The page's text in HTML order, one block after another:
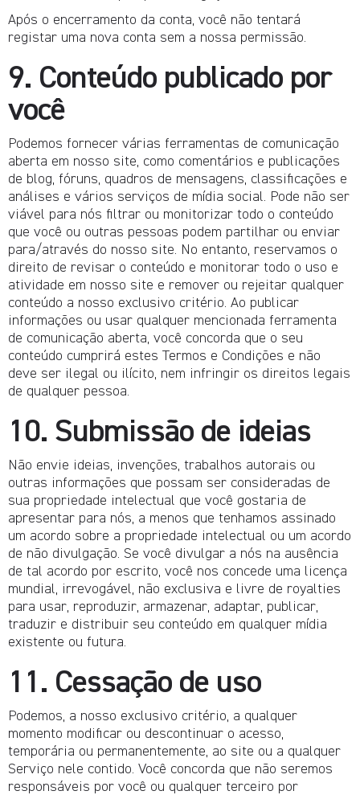
Após o encerramento da conta, você não tentará
registar uma nova conta sem a nossa permissão.
9. Conteúdo publicado por
você
Podemos fornecer várias ferramentas de comunicação
aberta em nosso site, como comentários e publicações
de blog, fóruns, quadros de mensagens, classificações e
análises e vários serviços de mídia social. Pode não ser
viável para nós filtrar ou monitorizar todo o conteúdo
que você ou outras pessoas podem partilhar ou enviar
para/através do nosso site. No entanto, reservamos o
direito de revisar o conteúdo e monitorar todo o uso e
atividade em nosso site e remover ou rejeitar qualquer
conteúdo a nosso exclusivo critério. Ao publicar
informações ou usar qualquer mencionada ferramenta
de comunicação aberta, você concorda que o seu
conteúdo cumprirá estes Termos e Condições e não
deve ser ilegal ou ilícito, nem infringir os direitos legais
de qualquer pessoa.
10. Submissão de ideias
Não envie ideias, invenções, trabalhos autorais ou
outras informações que possam ser consideradas de
sua propriedade intelectual que você gostaria de
apresentar para nós, a menos que tenhamos assinado
um acordo sobre a propriedade intelectual ou um acordo
de não divulgação. Se você divulgar a nós na ausência
de tal acordo por escrito, você nos concede uma licença
mundial, irrevogável, não exclusiva e livre de royalties
para usar, reproduzir, armazenar, adaptar, publicar,
traduzir e distribuir seu conteúdo em qualquer mídia
existente ou futura.
11. Cessação de uso
Podemos, a nosso exclusivo critério, a qualquer
momento modificar ou descontinuar o acesso,
temporária ou permanentemente, ao site ou a qualquer
Serviço nele contido. Você concorda que não seremos
responsáveis por você ou qualquer terceiro por